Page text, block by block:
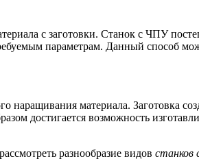
с заготовки. Станок с ЧПУ
параметрам. Данный способ
материала. Заготовка
достигается возможность
разнообразие видов